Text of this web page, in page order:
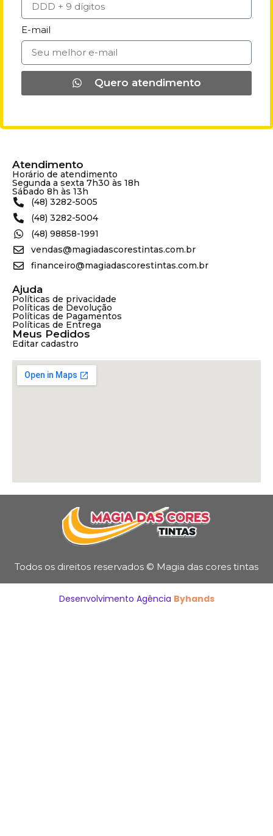
E-mail
Quero atendimento
Atendimento
Horário de atendimento
Segunda a sexta 7h30 às 18h
Sábado 8h às 13h
(48) 3282-5005
(48) 3282-5004
(48) 98858-1991
vendas@magiadascorestintas.com.br
financeiro@magiadascorestintas.com.br
Ajuda
Políticas de privacidade
Políticas de Devolução
Políticas de Pagamentos
Políticas de Entrega
Meus Pedidos
Editar cadastro
Todos os direitos reservados © Magia das cores tintas
Desenvolvimento Agência Byhands